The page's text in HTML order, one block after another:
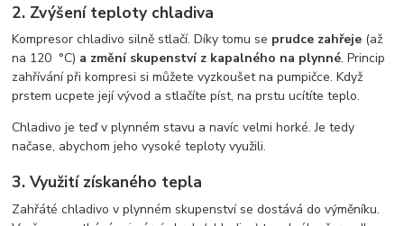
2. Zvýšení teploty chladiva
Kompresor chladivo silně stlačí. Díky tomu se prudce zahřeje (až
na 120 °C) a změní skupenství z kapalného na plynné. Princip
zahřívání při kompresi si můžete vyzkoušet na pumpičce. Když
prstem ucpete její vývod a stlačíte píst, na prstu ucítíte teplo.
Chladivo je teď v plynném stavu a navíc velmi horké. Je tedy
načase, abychom jeho vysoké teploty využili.
3. Využití získaného tepla
Zahřáté chladivo v plynném skupenství se dostává do výměníku.